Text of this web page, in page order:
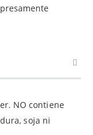
NO contiene
soja ni